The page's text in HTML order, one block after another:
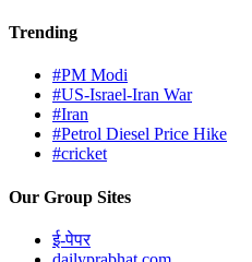
Trending
#PM Modi
#US-Israel-Iran War
#Iran
#Petrol Diesel Price Hike
#cricket
Our Group Sites
ई-पेपर